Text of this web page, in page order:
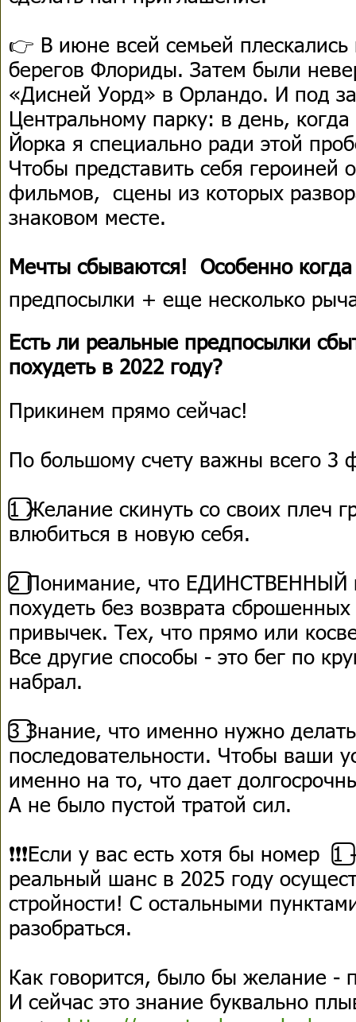
👉 В июне всей семьей плескались
берегов Флориды. Затем были
«Дисней Уорд» в Орландо. И под
Центральному парку: в день,
Йорка я специально ради этой
Чтобы представить себя героиней
фильмов, сцены из которых
знаковом месте.
Мечты сбываются! Особенно когда
предпосылки + еще несколько
Есть ли реальные предпосылки
похудеть в 2022 году?
Прикинем прямо сейчас!
По большому счету важны всего 3
1️⃣ Желание скинуть со своих плеч
влюбиться в новую себя.
2️⃣ Понимание, что ЕДИНСТВЕННЫЙ
похудеть без возврата
привычек. Тех, что прямо или
Все другие способы - это бег по
набрал.
3️⃣ Знание, что именно нужно
последовательности. Чтобы ваши
именно на то, что дает
А не было пустой тратой сил.
❗❗❗Если у вас есть хотя бы номер
реальный шанс в 2025 году
стройности! С остальными
разобраться.
Как говорится, было бы желание -
И сейчас это знание буквально